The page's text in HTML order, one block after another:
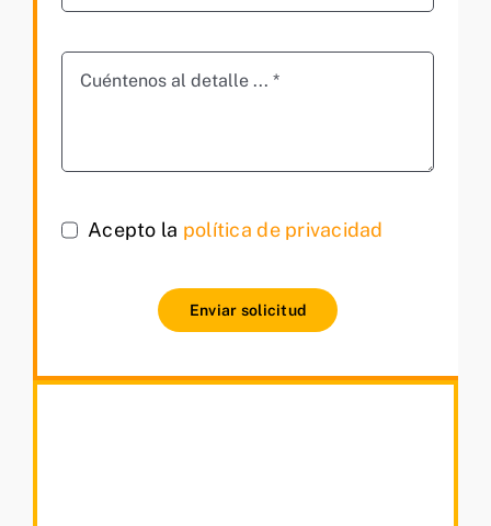
Acepto la política de privacidad
Enviar solicitud